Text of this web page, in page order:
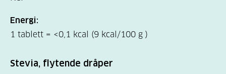
Energi:
1 tablett = <0,1 kcal (9 kcal/100 g )
Stevia, flytende dråper